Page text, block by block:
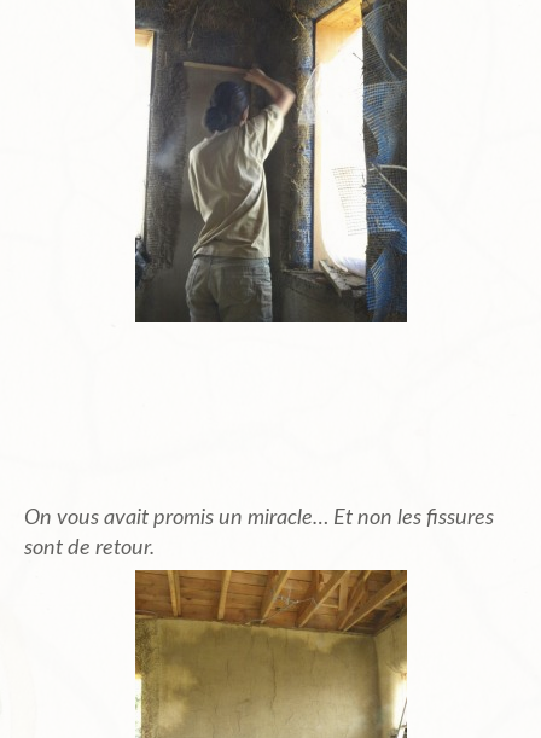
On vous avait promis un miracle… Et non les fissures
sont de retour.